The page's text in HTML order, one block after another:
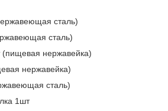
сталь)
сталь)
(пищевая нержавейка)
нержавейка)
сталь)
1шт